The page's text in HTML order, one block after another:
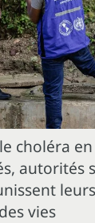
choléra
autorités
vies